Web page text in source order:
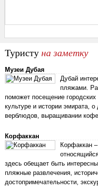
Туристу на заметку
Музеи Дубая
Дубай
пляжами.
поможет посещение
культуре и истории эмирата,
верблюдов, выращивании
Корфаккан
Корфаккан
здесь обещает быть
пляжные развлечения,
достопримечательности,